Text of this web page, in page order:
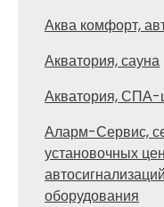
Аква комфорт,
Акватория, сауна
Акватория, СПА-
Аларм-Сервис,
установочных
оборудования